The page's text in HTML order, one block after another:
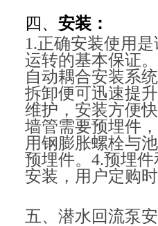
四、 安装：
1.正确安装使用
运转的基本保证
自动耦合安装系
拆卸便可迅速提
维护，安装方便
墙管需要预埋件
用钢膨胀螺栓与
预埋件。4.预埋
安装，用户定购时
五、潜水回流泵